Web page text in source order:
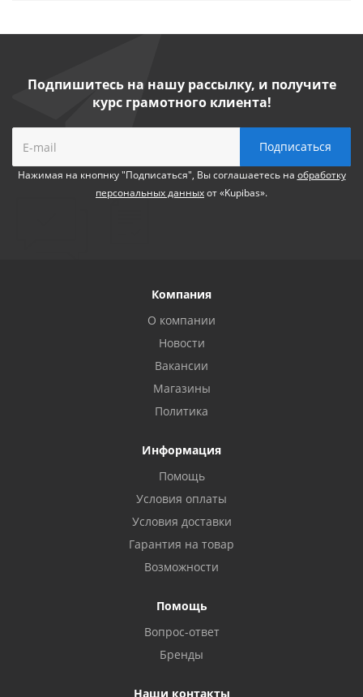
Подпишитесь на нашу рассылку, и получите
курс грамотного клиента!
Нажимая на кнопнку "Подписаться", Вы соглашаетесь на обработку
персональных данныхот «Kupibas».
Компания
О компании
Новости
Вакансии
Магазины
Политика
Информация
Помощь
Условия оплаты
Условия доставки
Гарантия на товар
Возможности
Помощь
Вопрос-ответ
Бренды
Наши контакты